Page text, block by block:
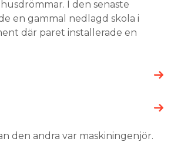
I den senaste
en gammal nedlagd skola i
där paret installerade en
den andra var maskiningenjör.